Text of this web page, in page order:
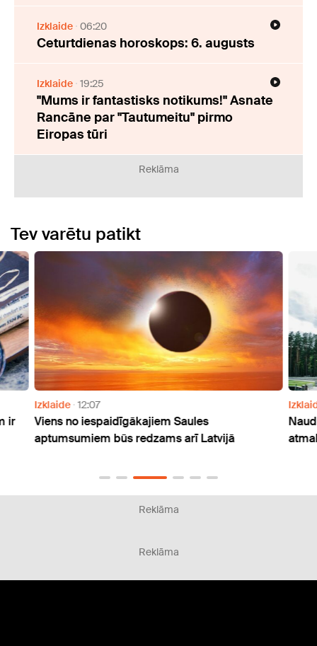
Izklaide 06:20
Ceturtdienas horoskops: 6. augusts
Izklaide 19:25
"Mums ir fantastisks notikums!" Asnate
Rancāne par "Tautumeitu" pirmo
Eiropas tūri
Reklāma
Tev varētu patikt
ir
Izklaide 12:07
Viens no iespaidīgākajiem Saules
aptumsumiem būs redzams arī Latvijā
Reklāma
Reklāma